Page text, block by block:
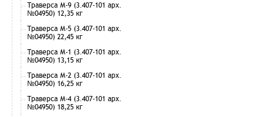
Траверса М-9 (3.407-101 арх.
№04950) 12,35 кг
Траверса М-5 (3.407-101 арх.
№04950) 22,45 кг
Траверса М-1 (3.407-101 арх.
№04950) 13,15 кг
Траверса М-2 (3.407-101 арх.
№04950) 16,25 кг
Траверса М-4 (3.407-101 арх.
№04950) 18,25 кг